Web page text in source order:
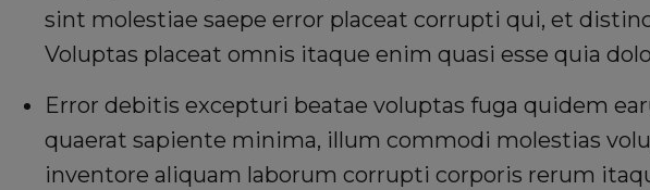
sint molestiae saepe error placeat corrupti qui, et
Voluptas placeat omnis itaque enim quasi esse quia
Error debitis excepturi beatae voluptas fuga quidem
quaerat sapiente minima, illum commodi molestias
inventore aliquam laborum corrupti corporis rerum